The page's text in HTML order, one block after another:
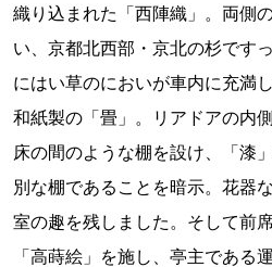
織り込まれた「西陣織」。両側
い、京都北西部・京北の杉です
にはい草のにおいが車内に充満
和紙製の「畳」。リアドアの内
床の間のような棚を設け、「漆
別な棚であることを暗示。花器
室の趣を残しました。そして前
「高蒔絵」を施し、亭主である